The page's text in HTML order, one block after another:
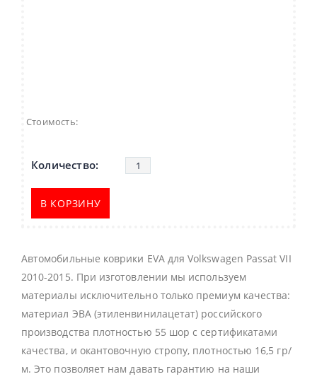
Стоимость:
В КОРЗИНУ
Автомобильные коврики EVA для Volkswagen Passat VII
2010-2015. При изготовлении мы используем
материалы исключительно только премиум качества:
материал ЭВА (этиленвинилацетат) российского
производства плотностью 55 шор с сертификатами
качества, и окантовочную стропу, плотностью 16,5 гр/
м. Это позволяет нам давать гарантию на наши